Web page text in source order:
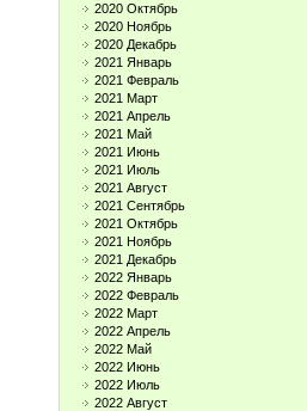
2020 Октябрь
2020 Ноябрь
2020 Декабрь
2021 Январь
2021 Февраль
2021 Март
2021 Апрель
2021 Май
2021 Июнь
2021 Июль
2021 Август
2021 Сентябрь
2021 Октябрь
2021 Ноябрь
2021 Декабрь
2022 Январь
2022 Февраль
2022 Март
2022 Апрель
2022 Май
2022 Июнь
2022 Июль
2022 Август